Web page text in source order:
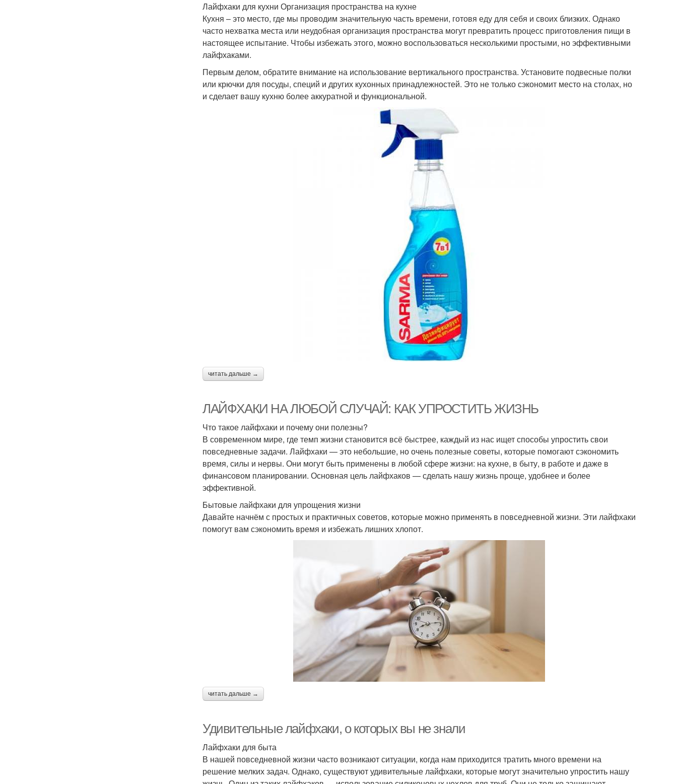
Лайфхаки для кухни Организация пространства на кухне
Кухня – это место, где мы проводим значительную часть времени, готовя еду для себя и своих близких. Однако
часто нехватка места или неудобная организация пространства могут превратить процесс приготовления пищи в
настоящее испытание. Чтобы избежать этого, можно воспользоваться несколькими простыми, но эффективными
лайфхаками.
Первым делом, обратите внимание на использование вертикального пространства. Установите подвесные полки
или крючки для посуды, специй и других кухонных принадлежностей. Это не только сэкономит место на столах, но
и сделает вашу кухню более аккуратной и функциональной.
читать дальше →
ЛАЙФХАКИ НА ЛЮБОЙ СЛУЧАЙ: КАК УПРОСТИТЬ ЖИЗНЬ
Что такое лайфхаки и почему они полезны?
В современном мире, где темп жизни становится всё быстрее, каждый из нас ищет способы упростить свои
повседневные задачи. Лайфхаки — это небольшие, но очень полезные советы, которые помогают сэкономить
время, силы и нервы. Они могут быть применены в любой сфере жизни: на кухне, в быту, в работе и даже в
финансовом планировании. Основная цель лайфхаков — сделать нашу жизнь проще, удобнее и более
эффективной.
Бытовые лайфхаки для упрощения жизни
Давайте начнём с простых и практичных советов, которые можно применять в повседневной жизни. Эти лайфхаки
помогут вам сэкономить время и избежать лишних хлопот.
читать дальше →
Удивительные лайфхаки, о которых вы не знали
Лайфхаки для быта
В нашей повседневной жизни часто возникают ситуации, когда нам приходится тратить много времени на
решение мелких задач. Однако, существуют удивительные лайфхаки, которые могут значительно упростить нашу